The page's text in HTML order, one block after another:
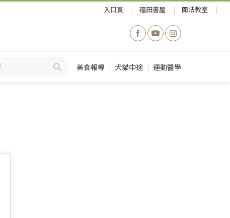
入口頁 福田書屋 聞法教室
美食報導 犬貓中途 運動醫學